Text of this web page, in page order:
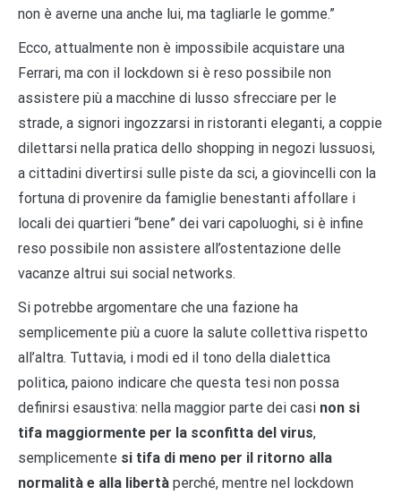
non è averne una anche lui, ma tagliarle le gomme.”
Ecco, attualmente non è impossibile acquistare una
Ferrari, ma con il lockdown si è reso possibile non
assistere più a macchine di lusso sfrecciare per le
strade, a signori ingozzarsi in ristoranti eleganti, a coppie
dilettarsi nella pratica dello shopping in negozi lussuosi,
a cittadini divertirsi sulle piste da sci, a giovincelli con la
fortuna di provenire da famiglie benestanti affollare i
locali dei quartieri “bene” dei vari capoluoghi, si è infine
reso possibile non assistere all’ostentazione delle
vacanze altrui sui social networks.
Si potrebbe argomentare che una fazione ha
semplicemente più a cuore la salute collettiva rispetto
all’altra. Tuttavia, i modi ed il tono della dialettica
politica, paiono indicare che questa tesi non possa
definirsi esaustiva: nella maggior parte dei casi non si
tifa maggiormente per la sconfitta del virus,
semplicemente si tifa di meno per il ritorno alla
normalità e alla libertà perché, mentre nel lockdown